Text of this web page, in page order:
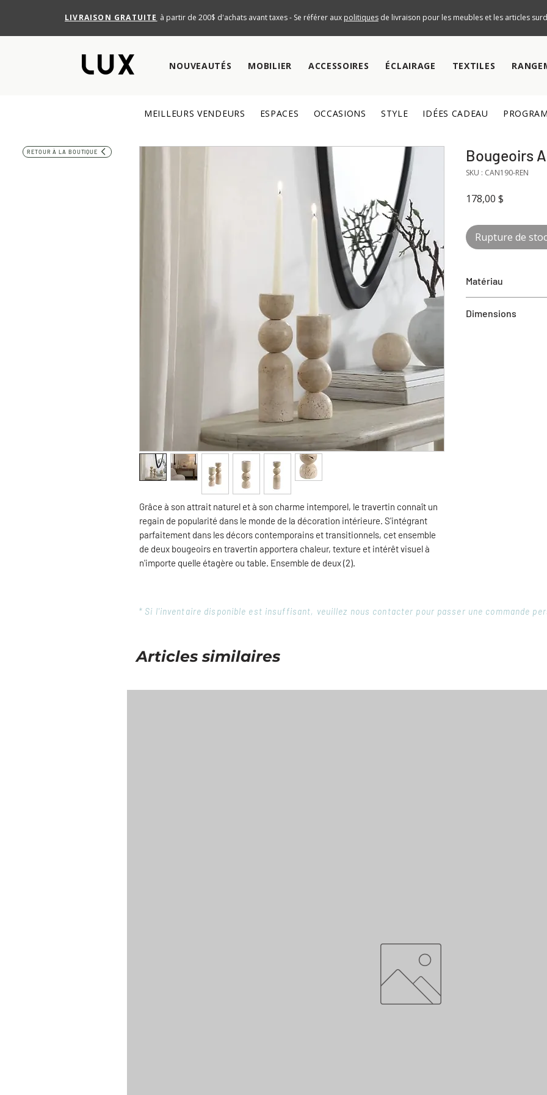
LIVRAISON GRATUITE à partir de 200$ d'achats avant taxes - Se référer aux politiquesde livraison pour les meubles et les articles
NOUVEAUTÉS MOBILIER ACCESSOIRES ÉCLAIRAGE TEXTILES
MEILLEURS VENDEURS ESPACES OCCASIONS STYLE IDÉES CADEAU
RETOUR À LA BOUTIQUE
Grâce à son attrait naturel et à son charme intemporel, le travertin connaît un
regain de popularité dans le monde de la décoration intérieure. S'intégrant
parfaitement dans les décors contemporains et transitionnels, cet ensemble
de deux bougeoirs en travertin apportera chaleur, texture et intérêt visuel à
n'importe quelle étagère ou table. Ensemble de deux (2).
Bougeoirs
SKU : CAN190-REN
178,00 $
Rupture de
Matériau
Dimensions
* Si l'inventaire disponible est insuffisant, veuillez nous contacter pour passer une commande
Articles similaires